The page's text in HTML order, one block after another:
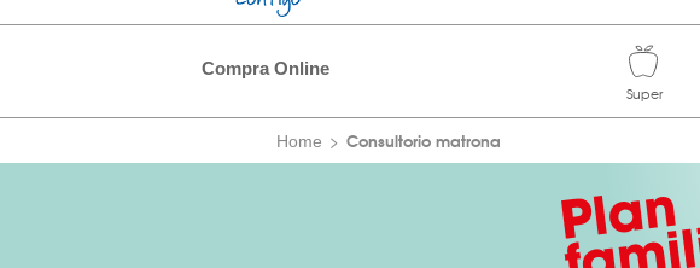
Compra Online
Home Consultorio matrona